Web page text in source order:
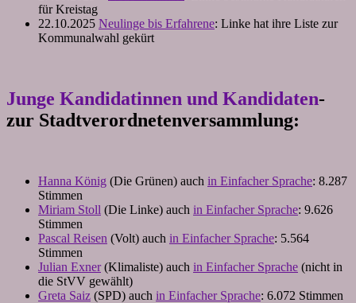
für Kreistag
22.10.2025 Neulinge bis Erfahrene: Linke hat ihre Liste zur
Kommunalwahl gekürt
Junge Kandidatinnen und Kandidaten-
zur Stadtverordnetenversammlung:
Hanna König (Die Grünen) auch in Einfacher Sprache: 8.287
Stimmen
Miriam Stoll (Die Linke) auch in Einfacher Sprache: 9.626
Stimmen
Pascal Reisen (Volt) auch in Einfacher Sprache: 5.564
Stimmen
Julian Exner(Klimaliste) auch in Einfacher Sprache (nicht in
die StVV gewählt)
Greta Saiz (SPD) auch in Einfacher Sprache: 6.072 Stimmen